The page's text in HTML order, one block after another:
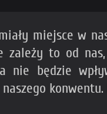
miejsce w
to od
będzie